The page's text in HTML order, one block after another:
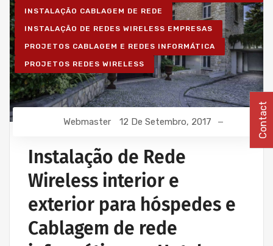
INSTALAÇÃO CABLAGEM DE REDE
INSTALAÇÃO DE REDES WIRELESS EMPRESAS
PROJETOS CABLAGEM E REDES INFORMÁTICA
PROJETOS REDES WIRELESS
Webmaster 12 De Setembro, 2017
Instalação de Rede
Wireless interior e
exterior para hóspedes e
Cablagem de rede
Contact